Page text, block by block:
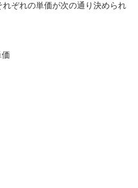
ぞれの単価が次の通り決められ